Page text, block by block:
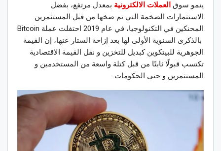
ينمو سوق العملات الالكترونية بمعدل مرتفع، بفضل
الاستثمارات الضخمة التي تم ضخها من قبل المستثمرين
المحنكين في التكنولوجيا، في عام 2019 احتفلت عملة Bitcoin
بالذكرى السنوية الأولى لها بعد إزاحة الستار عنها، إن القيمة
الجوهرية للبيتكوين كبديل للتخزين و نقل القيمة الاقتصادية
تكتسب قبولًا ثابتًا من قبل كتلة واسعة من المستخدمين و
المستثمرين و حتى الحكومات.